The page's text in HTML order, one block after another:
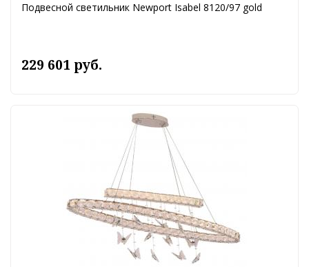
Подвесной светильник Newport Isabel 8120/97 gold
229 601 руб.